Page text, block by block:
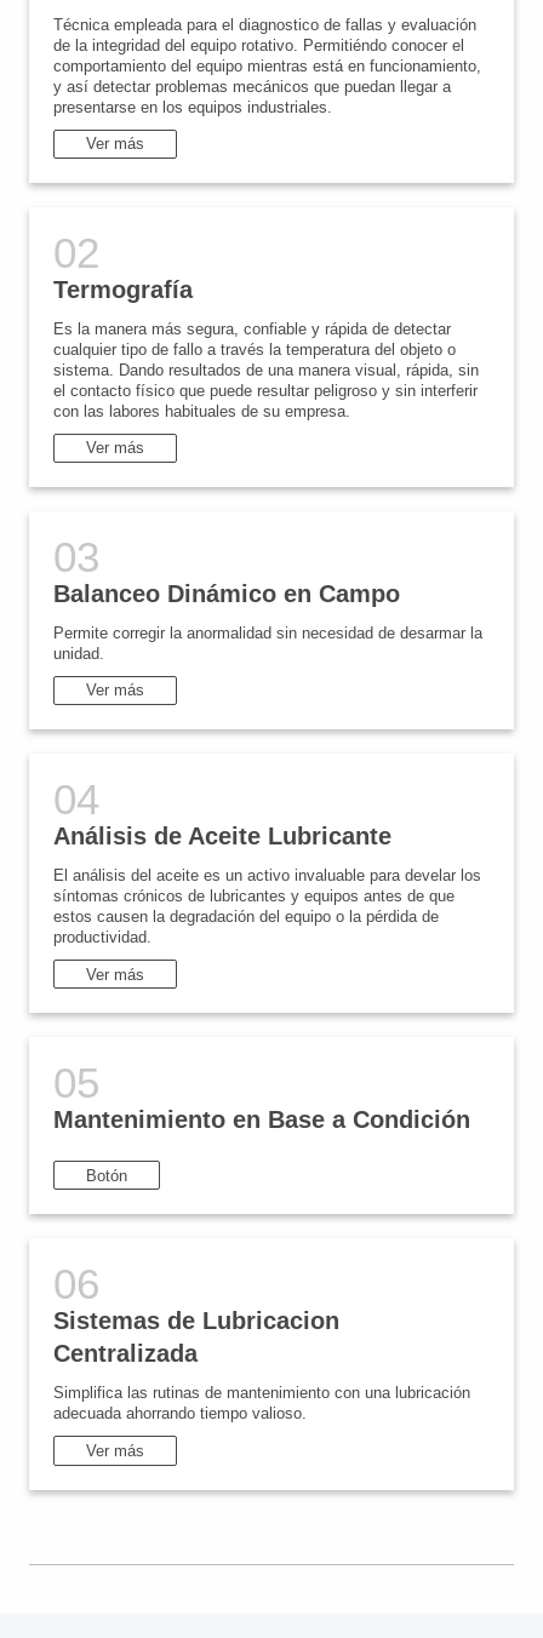
Técnica empleada para el diagnostico de fallas y evaluación
de la integridad del equipo rotativo. Permitiéndo conocer el
comportamiento del equipo mientras está en funcionamiento,
y así detectar problemas mecánicos que puedan llegar a
presentarse en los equipos industriales.
Ver más
Termografía
Es la manera más segura, confiable y rápida de detectar
cualquier tipo de fallo a través la temperatura del objeto o
sistema. Dando resultados de una manera visual, rápida, sin
el contacto físico que puede resultar peligroso y sin interferir
con las labores habituales de su empresa.
Ver más
Balanceo Dinámico en Campo
Permite corregir la anormalidad sin necesidad de desarmar la
unidad.
Ver más
Análisis de Aceite Lubricante
El análisis del aceite es un activo invaluable para develar los
síntomas crónicos de lubricantes y equipos antes de que
estos causen la degradación del equipo o la pérdida de
productividad.
Ver más
Mantenimiento en Base a Condición
Botón
Sistemas de Lubricacion
Centralizada
Simplifica las rutinas de mantenimiento con una lubricación
adecuada ahorrando tiempo valioso.
Ver más